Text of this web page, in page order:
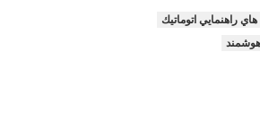
راهنمايي اتوماتيك